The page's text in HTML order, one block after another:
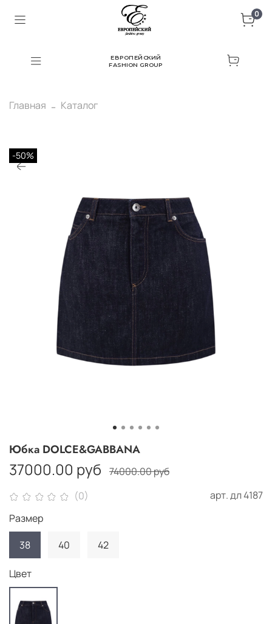
0
ЕВРОПЕЙСКИЙ
FASHION GROUP
Главная Каталог
-50%
(0) арт.дл 4187
Юбка DOLCE&GABBANA
37000.00 руб 74000.00 руб
Размер
38
40 42
Цвет